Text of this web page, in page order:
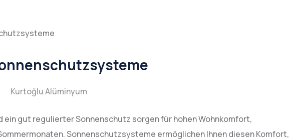
ein gut regulierter Sonnenschutz sorgen für hohen Wohnkomfort,
Sonnenschutzsysteme ermöglichen Ihnen diesen Komfort,